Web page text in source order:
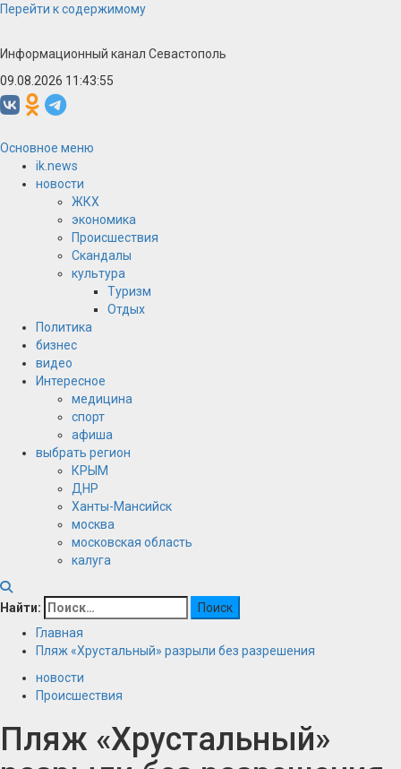
Перейти к содержимому
Информационный канал Севастополь
09.08.2026 11:43:55
Основное меню
ik.news
новости
ЖКХ
экономика
Происшествия
Скандалы
культура
Туризм
Отдых
Политика
бизнес
видео
Интересное
медицина
спорт
афиша
выбрать регион
КРЫМ
ДНР
Ханты-Мансийск
москва
московская область
калуга
Найти:
Главная
Пляж «Хрустальный» разрыли без разрешения
новости
Происшествия
Пляж «Хрустальный»